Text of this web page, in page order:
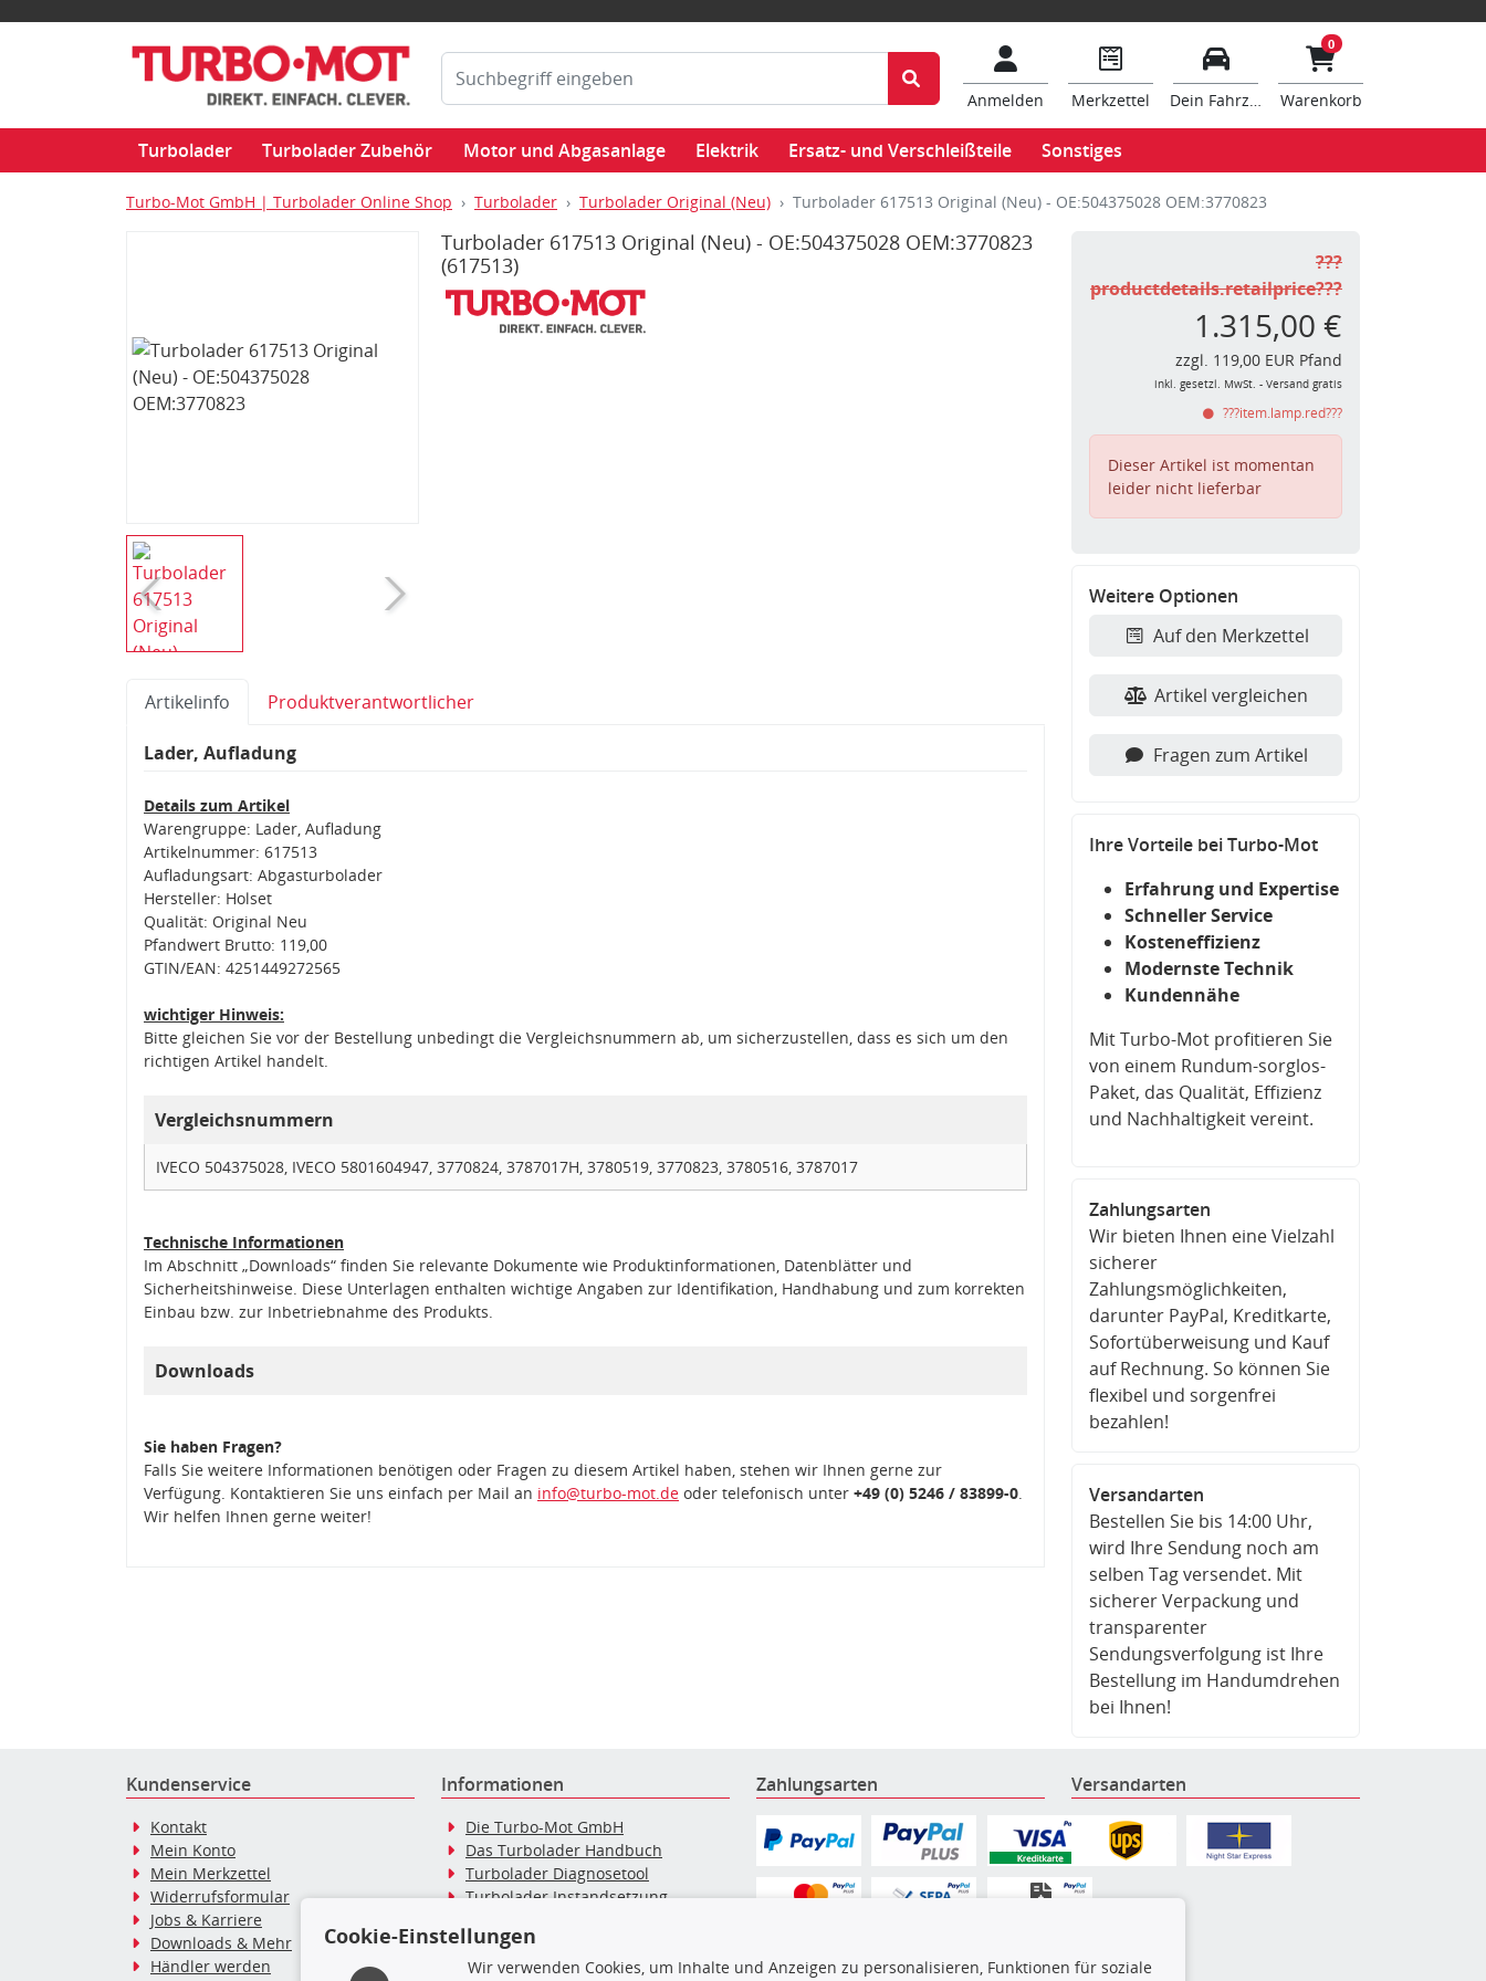
Anmelden Merkzettel Dein Fahrzeug
0
Warenkorb
Turbolader Turbolader Zubehör Motor und Abgasanlage Elektrik Ersatz- und Verschleißteile Sonstiges
Turbo-Mot GmbH | Turbolader Online Shop Turbolader Turbolader Original (Neu) Turbolader 617513 Original (Neu) - OE:504375028 OEM:3770823
Turbolader 617513 Original (Neu) - OE:504375028 OEM:3770823
(617513)
Artikelinfo Produktverantwortlicher
Lader, Aufladung
Details zum Artikel
Warengruppe: Lader, Aufladung
Artikelnummer: 617513
Aufladungsart: Abgasturbolader
Hersteller: Holset
Qualität: Original Neu
Pfandwert Brutto: 119,00
GTIN/EAN: 4251449272565
wichtiger Hinweis:
Bitte gleichen Sie vor der Bestellung unbedingt die Vergleichsnummern ab, um sicherzustellen, dass es sich um den
richtigen Artikel handelt.
Vergleichsnummern
IVECO 504375028, IVECO 5801604947, 3770824, 3787017H, 3780519, 3770823, 3780516, 3787017
Technische Informationen
Im Abschnitt „Downloads“ finden Sie relevante Dokumente wie Produktinformationen, Datenblätter und
Sicherheitshinweise. Diese Unterlagen enthalten wichtige Angaben zur Identifikation, Handhabung und zum korrekten
Einbau bzw. zur Inbetriebnahme des Produkts.
Downloads
Sie haben Fragen?
Falls Sie weitere Informationen benötigen oder Fragen zu diesem Artikel haben, stehen wir Ihnen gerne zur
Verfügung. Kontaktieren Sie uns einfach per Mail an info@turbo-mot.de oder telefonisch unter +49 (0) 5246 / 83899-0.
Wir helfen Ihnen gerne weiter!
???
productdetails.retailprice???
1.315,00 €
zzgl. 119,00 EUR Pfand
inkl. gesetzl. MwSt. - Versand gratis
???item.lamp.red???
Dieser Artikel ist momentan
leider nicht lieferbar
Weitere Optionen
Auf den Merkzettel
Artikel vergleichen
Fragen zum Artikel
Ihre Vorteile bei Turbo-Mot
Erfahrung und Expertise
Schneller Service
Kosteneffizienz
Modernste Technik
Kundennähe
Mit Turbo-Mot profitieren Sie
von einem Rundum-sorglos-
Paket, das Qualität, Effizienz
und Nachhaltigkeit vereint.
Zahlungsarten
Wir bieten Ihnen eine Vielzahl
sicherer
Zahlungsmöglichkeiten,
darunter PayPal, Kreditkarte,
Sofortüberweisung und Kauf
auf Rechnung. So können Sie
flexibel und sorgenfrei
bezahlen!
Versandarten
Bestellen Sie bis 14:00 Uhr,
wird Ihre Sendung noch am
selben Tag versendet. Mit
sicherer Verpackung und
transparenter
Sendungsverfolgung ist Ihre
Bestellung im Handumdrehen
bei Ihnen!
Kundenservice
Kontakt
Mein Konto
Mein Merkzettel
Widerrufsformular
Jobs & Karriere
Downloads & Mehr
Händler werden
Informationen
Die Turbo-Mot GmbH
Das Turbolader Handbuch
Turbolader Diagnosetool
Turbolader Instandsetzung
Blog: Werkstattinformationen
Turbolader Hersteller
Zahlungsarten Versandarten
Cookie-Einstellungen
Wir verwenden Cookies, um Inhalte und Anzeigen zu personalisieren, Funktionen für soziale